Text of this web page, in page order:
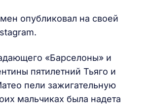
опубликовал на своей
«Барселоны» и
пятилетний Тьяго и
пели зажигательную
мальчиках была надета